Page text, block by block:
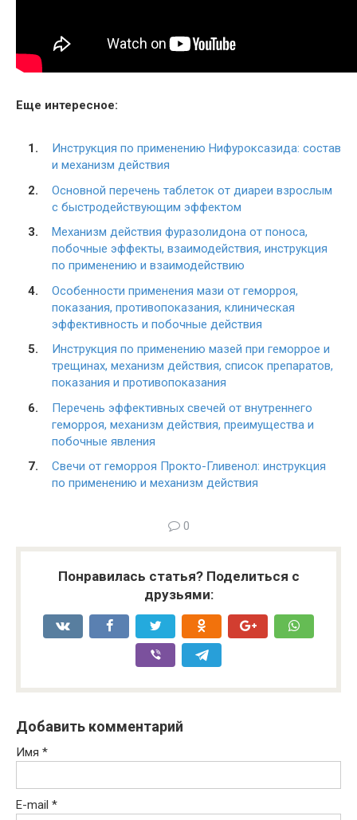
Еще интересное:
Инструкция по применению Нифуроксазида: состав
и механизм действия
Основной перечень таблеток от диареи взрослым
с быстродействующим эффектом
Механизм действия фуразолидона от поноса,
побочные эффекты, взаимодействия, инструкция
по применению и взаимодействию
Особенности применения мази от геморроя,
показания, противопоказания, клиническая
эффективность и побочные действия
Инструкция по применению мазей при геморрое и
трещинах, механизм действия, список препаратов,
показания и противопоказания
Перечень эффективных свечей от внутреннего
геморроя, механизм действия, преимущества и
побочные явления
Свечи от геморроя Прокто-Гливенол: инструкция
по применению и механизм действия
0
Понравилась статья? Поделиться с
друзьями:
Добавить комментарий
Имя *
E-mail *